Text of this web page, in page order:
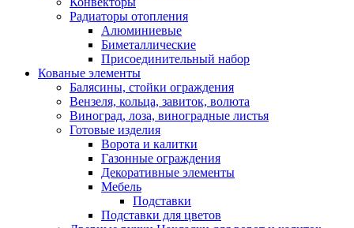
Радиаторы отопления
Алюминиевые
Биметаллические
Присоединительный набор
Кованые элементы
Балясины, стойки ограждения
Вензеля, кольца, завиток, волюта
Виноград, лоза, виноградные листья
Готовые изделия
Ворота и калитки
Газонные ограждения
Декоративные элементы
Мебель
Подставки
Подставки для цветов